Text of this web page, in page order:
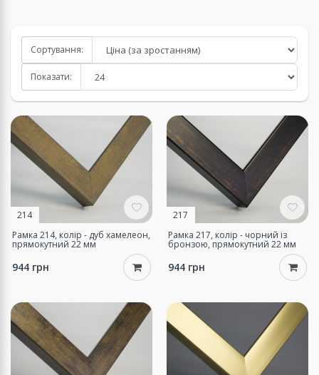
Сортування:
Показати:
214
Рамка 214, колір - дуб хамелеон,
прямокутний 22 мм
944 грн
217
Рамка 217, колір - чорний із
бронзою, прямокутний 22 мм
944 грн